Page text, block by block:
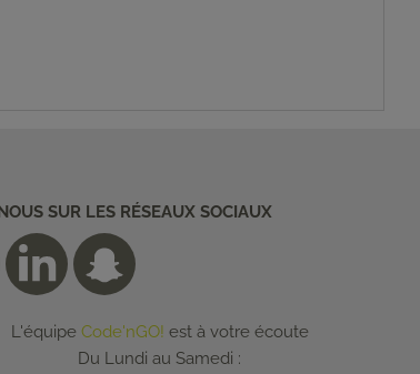
SUR LES RÉSEAUX SOCIAUX
L'équipe Code'nGO! est à votre écoute
Du Lundi au Samedi :